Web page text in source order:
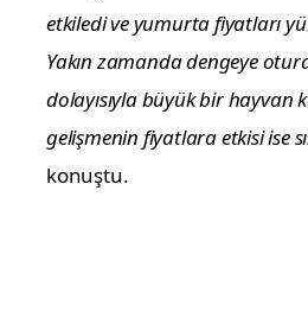
etkiledi ve yumurta fiyatları
Yakın zamanda dengeye
dolayısıyla büyük bir hayvan
gelişmenin fiyatlara etkisi ise
konuştu.